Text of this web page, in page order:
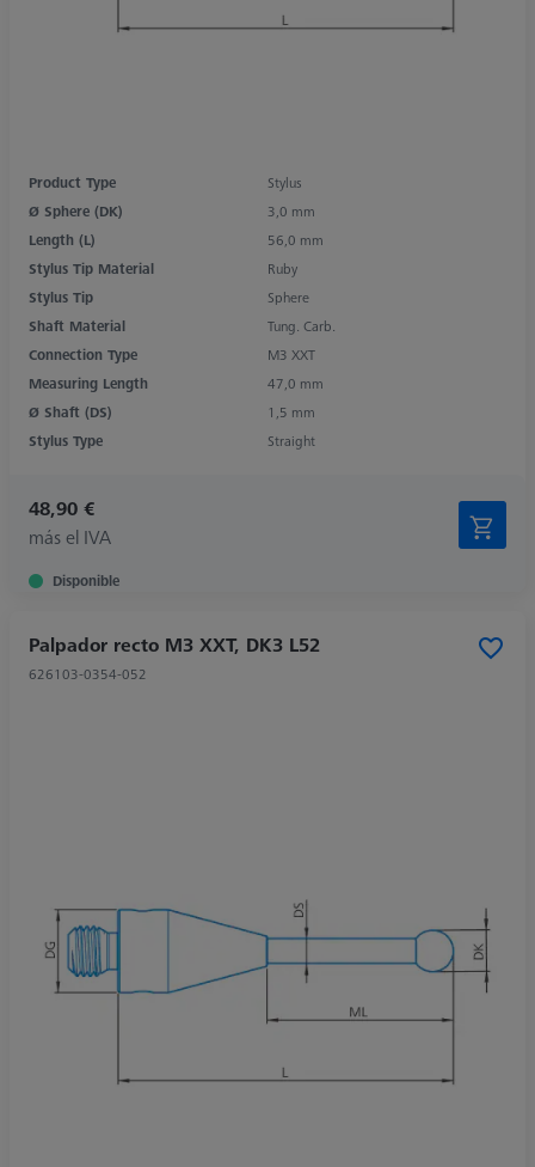
Product Type
Stylus
Ø Sphere (DK)
3,0 mm
Length (L)
56,0 mm
Stylus Tip Material
Ruby
Stylus Tip
Sphere
Shaft Material
Tung. Carb.
Connection Type
M3 XXT
Measuring Length
47,0 mm
Ø Shaft (DS)
1,5 mm
Stylus Type
Straight
48,90 €
más el IVA
Disponible
Palpador recto M3 XXT, DK3 L52
626103-0354-052